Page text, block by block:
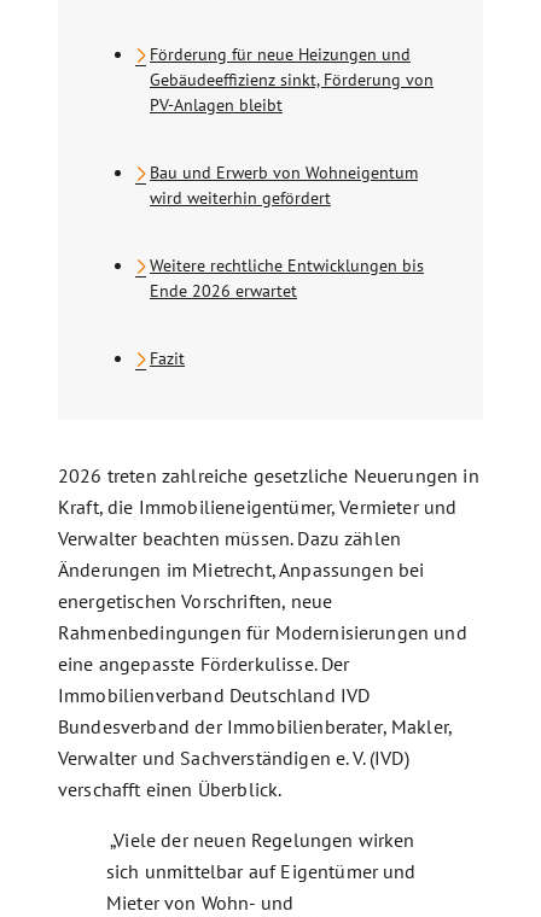
2026 treten zahlreiche gesetzliche Neuerungen in
Kraft, die Immobilieneigentümer, Vermieter und
Verwalter beachten müssen. Dazu zählen
Änderungen im Mietrecht, Anpassungen bei
energetischen Vorschriften, neue
Rahmenbedingungen für Modernisierungen und
eine angepasste Förderkulisse. Der
Immobilienverband Deutschland IVD
Bundesverband der Immobilienberater, Makler,
Verwalter und Sachverständigen e. V. (IVD)
verschafft einen Überblick.
„Viele der neuen Regelungen wirken
sich unmittelbar auf Eigentümer und
Mieter von Wohn- und
Förderung für neue Heizungen und
Gebäudeeffizienz sinkt, Förderung von
PV-Anlagen bleibt
Bau und Erwerb von Wohneigentum
wird weiterhin gefördert
Weitere rechtliche Entwicklungen bis
Ende 2026 erwartet
Fazit